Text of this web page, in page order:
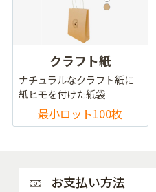
クラフト紙
ナチュラルなクラフト紙に
紙ヒモを付けた紙袋
最小ロット100枚
お支払い方法